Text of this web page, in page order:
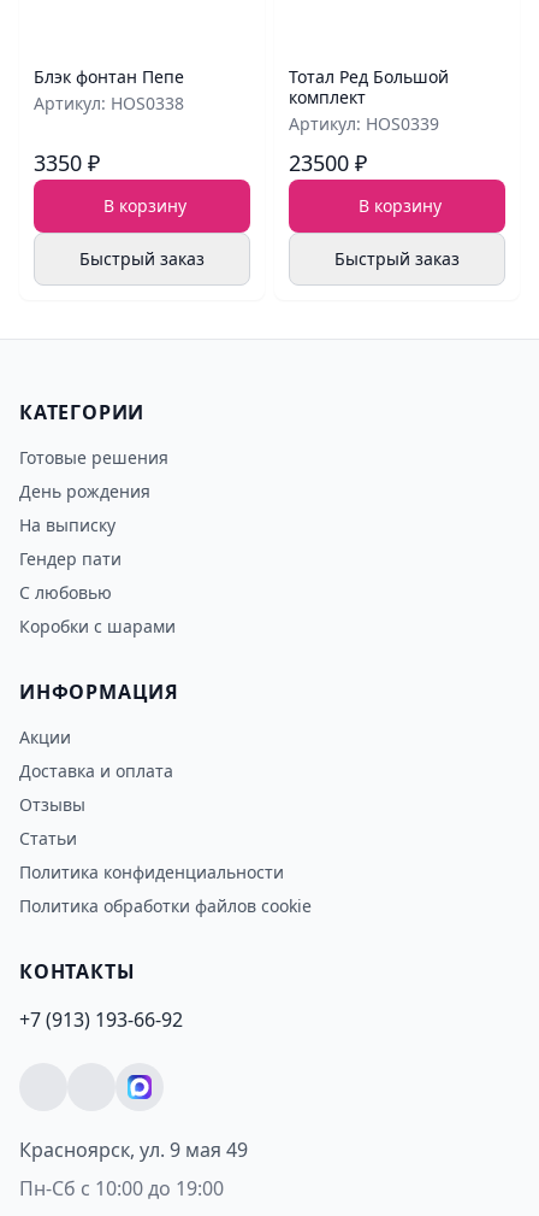
Блэк фонтан Пепе
Артикул: HOS0338
3350 ₽
В корзину
Быстрый заказ
Тотал Ред Большой
комплект
Артикул: HOS0339
23500 ₽
В корзину
Быстрый заказ
КАТЕГОРИИ
Готовые решения
День рождения
На выписку
Гендер пати
С любовью
Коробки с шарами
ИНФОРМАЦИЯ
Акции
Доставка и оплата
Отзывы
Статьи
Политика конфиденциальности
Политика обработки файлов cookie
КОНТАКТЫ
+7 (913) 193-66-92
Красноярск, ул. 9 мая 49
Пн-Сб с 10:00 до 19:00